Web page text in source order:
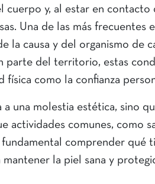
cuerpo y, al estar en
Una de las más frecuentes
la causa y del organismo de
parte del territorio, estas
física como la confianza
una molestia estética, sino
actividades comunes, como
comprender qué
la piel sana y